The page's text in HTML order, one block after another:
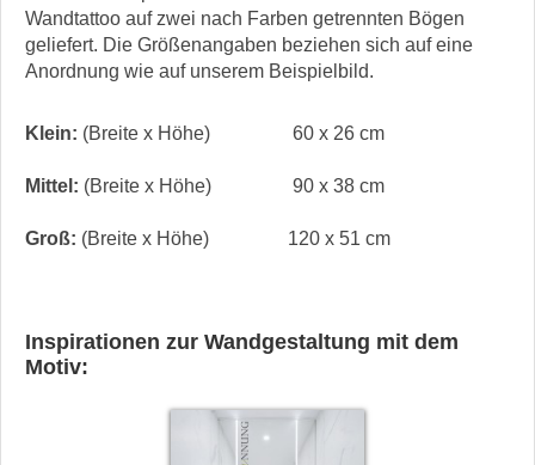
Wandtattoo auf zwei nach Farben getrennten Bögen
geliefert. Die Größenangaben beziehen sich auf eine
Anordnung wie auf unserem Beispielbild.
Klein: (Breite x Höhe) 60 x 26 cm
Mittel: (Breite x Höhe) 90 x 38 cm
Groß: (Breite x Höhe) 120 x 51 cm
Inspirationen zur Wandgestaltung mit dem
Motiv: